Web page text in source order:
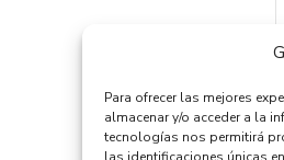
Para ofrecer las mejores
almacenar y/o acceder a la
tecnologías nos permitirá